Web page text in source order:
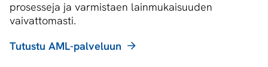
prosesseja ja varmistaen lainmukaisuuden
vaivattomasti.
Tutustu AML-palveluun